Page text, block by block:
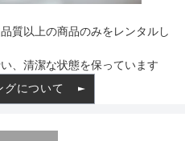
質以上の商品のみをレンタルし
、清潔な状態を保っています
グについて